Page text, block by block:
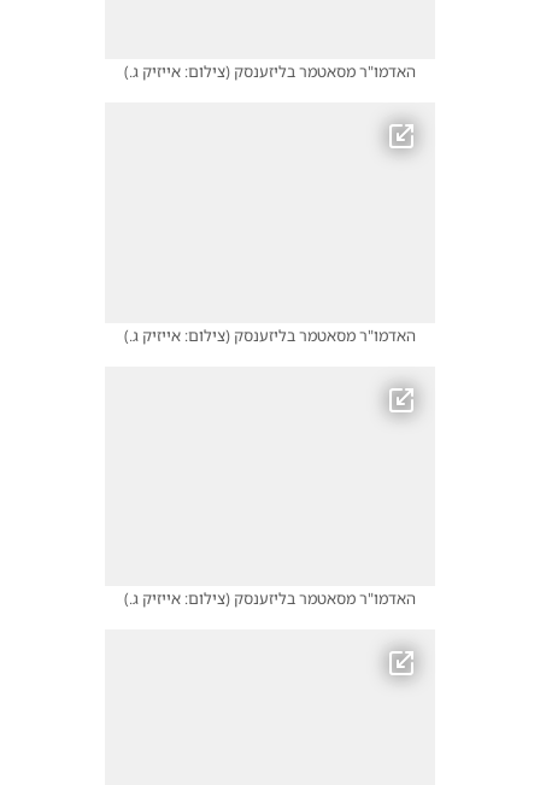
האדמו"ר מסאטמר בליזענסק (צילום: אייזיק ג.)
האדמו"ר מסאטמר בליזענסק (צילום: אייזיק ג.)
האדמו"ר מסאטמר בליזענסק (צילום: אייזיק ג.)